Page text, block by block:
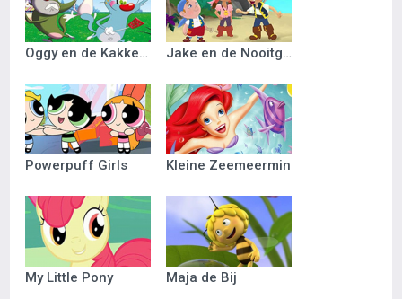
Oggy en de Kakkerlakken Jake en de Nooitgedacht Piraten
Powerpuff Girls Kleine Zeemeermin
My Little Pony Maja de Bij